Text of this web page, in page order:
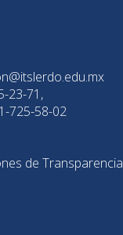
23-71,
725-58-02
de Transparencia